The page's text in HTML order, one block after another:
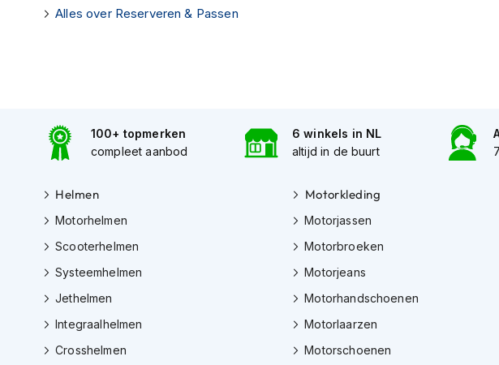
Dames
motorbroeken
motorbroeken
Waterdichte
motorbroeken
Leren
motorbroeken
Textiel
Alles over Reserveren & Passen
100+ topmerken
compleet aanbod
6 winkels in NL
altijd in de buurt
Helmen
Motorhelmen
Scooterhelmen
Systeemhelmen
Jethelmen
Integraalhelmen
Crosshelmen
Motorkleding
Motorjassen
Motorbroeken
Motorjeans
Motorhandschoenen
Motorlaarzen
Motorschoenen